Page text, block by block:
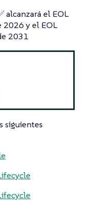
alcanzará el EOL
y el EOL
2031
siguientes